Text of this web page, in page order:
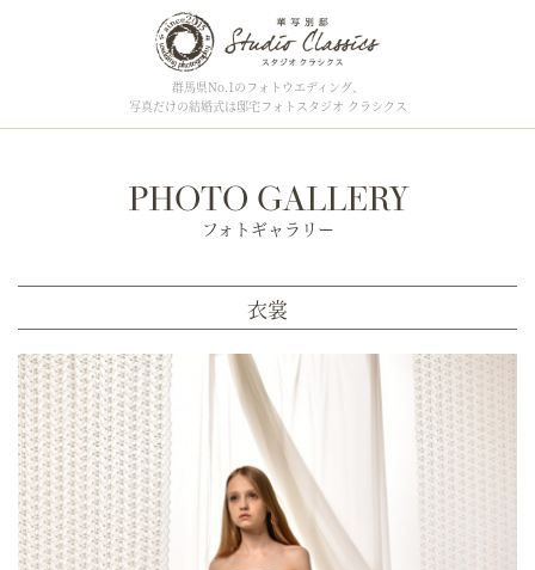
群馬県No.1のフォトウエディング、
写真だけの結婚式は邸宅フォトスタジオ クラシクス
PHOTO GALLERY
フォトギャラリー
衣裳